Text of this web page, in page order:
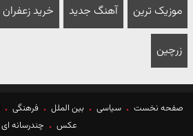
موزیک ترین آهنگ جدید خرید زعفران
زرچین
صفحه نخست سیاسی بین الملل فرهنگی
عکس
چندرسانه ای